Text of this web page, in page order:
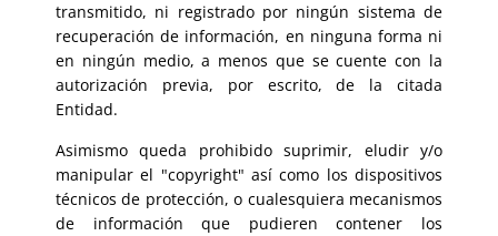
transmitido, ni registrado por ningún sistema de
recuperación de información, en ninguna forma ni
en ningún medio, a menos que se cuente con la
autorización previa, por escrito, de la citada
Entidad.
Asimismo queda prohibido suprimir, eludir y/o
manipular el "copyright" así como los dispositivos
técnicos de protección, o cualesquiera mecanismos
de información que pudieren contener los